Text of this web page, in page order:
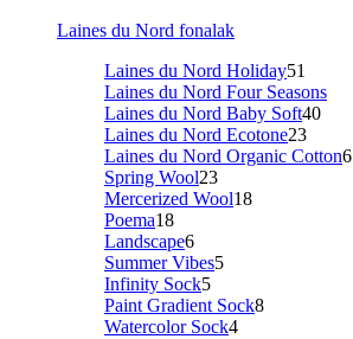
Laines du Nord fonalak
Laines du Nord Holiday51
Laines du Nord Four Seasons
Laines du Nord Baby Soft40
Laines du Nord Ecotone23
Laines du Nord Organic Cotton6
Spring Wool23
Mercerized Wool18
Poema18
Landscape6
Summer Vibes5
Infinity Sock5
Paint Gradient Sock8
Watercolor Sock4